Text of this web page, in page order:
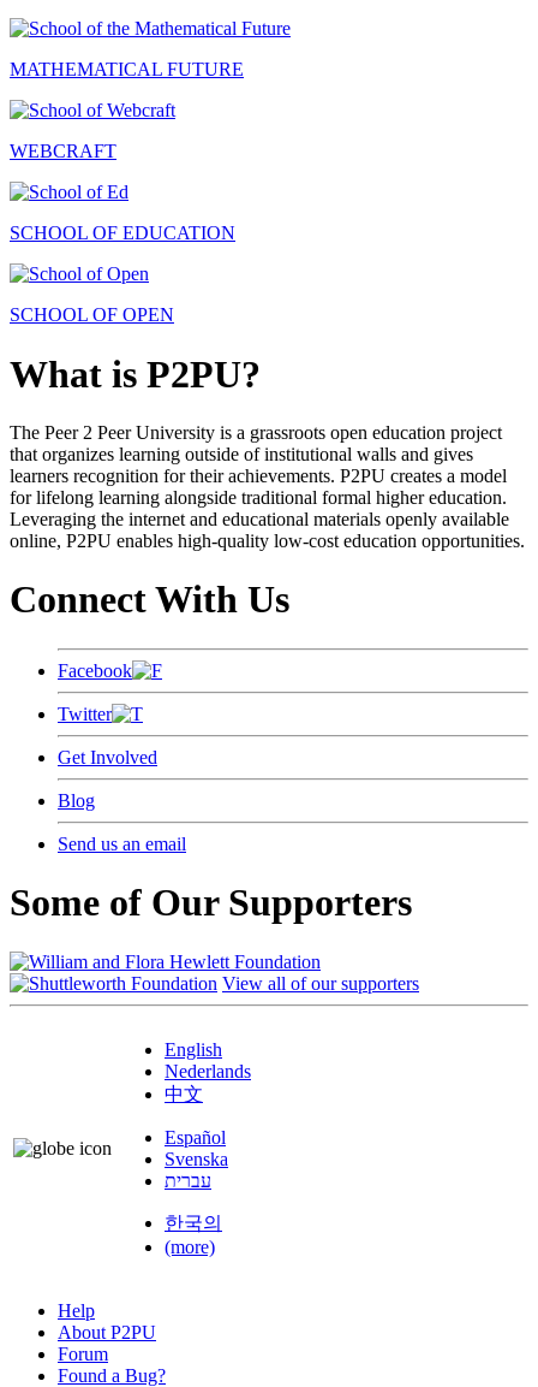
MATHEMATICAL FUTURE
WEBCRAFT
SCHOOL OF EDUCATION
SCHOOL OF OPEN
What is P2PU?
The Peer 2 Peer University is a grassroots open education project
that organizes learning outside of institutional walls and gives
learners recognition for their achievements. P2PU creates a model
for lifelong learning alongside traditional formal higher education.
Leveraging the internet and educational materials openly available
online, P2PU enables high-quality low-cost education opportunities.
Connect With Us
Facebook
Twitter
Get Involved
Blog
Send us an email
Some of Our Supporters
View all of our supporters
English
Nederlands
中文
Español
Svenska
עברית
한국의
(more)
Help
About P2PU
Forum
Found a Bug?